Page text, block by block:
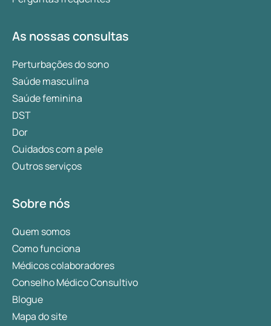
As nossas consultas
Perturbações do sono
Saúde masculina
Saúde feminina
DST
Dor
Cuidados com a pele
Outros serviços
Sobre nós
Quem somos
Como funciona
Médicos colaboradores
Conselho Médico Consultivo
Blogue
Mapa do site